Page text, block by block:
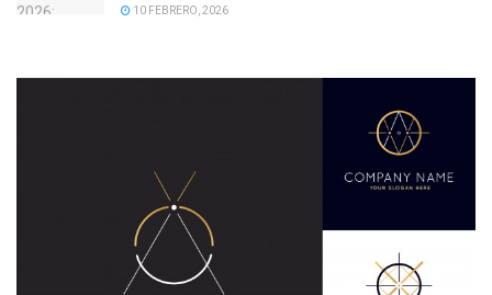
10 FEBRERO, 2026